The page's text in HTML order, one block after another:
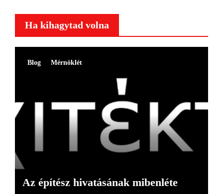
Ha kihagytad volna
Blog Mérnöklét
Az építész hivatásának mibenléte